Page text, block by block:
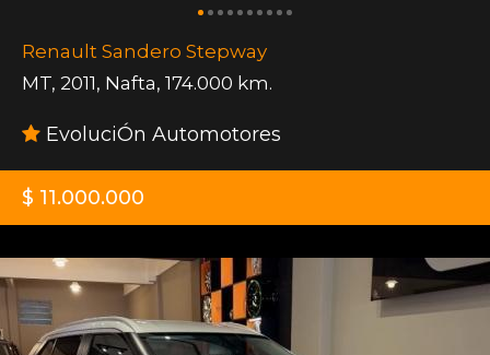
Renault Sandero Stepway
MT, 2011, Nafta, 174.000 km.
EvoluciÓn Automotores
$ 11.000.000